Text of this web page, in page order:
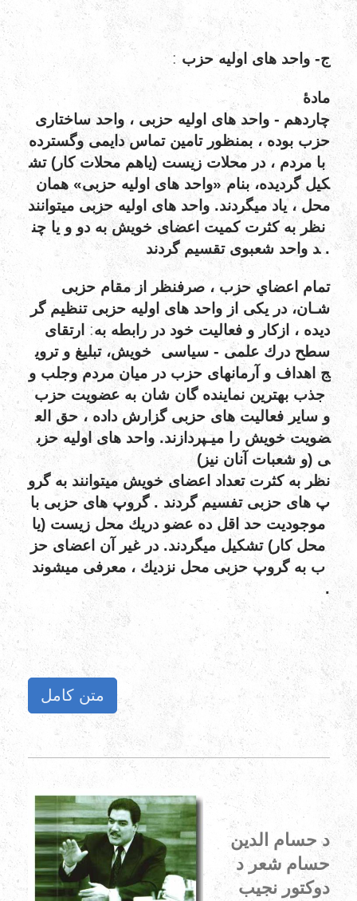
: ج-واحد های اولیه حزب
مادۀ
چاردهم -واحد های اولیه حزبی ، واحد ساختاری
حزب بوده ، بمنظور تامين تماس دايمی وگسترده
با مردم ، در محلات زيست (ياهم محلات كار) تش
كيل گرديده، بنام «واحد های اولیه حزبی» همان
محل ، ياد ميگردند.واحد های اولیه حزبی میتوانند
نظر به کثرت کمیت اعضای خویش به دو و یا چن
د واحد شعبوی تقسیم گردند .
تمام اعضاي حزب ، صرفنظر از مقام حزبی
شـان، در يكی از واحد های اولیه حزبی تنظيم گر
ديده ، ازكار و فعاليت خود در رابطه به: ارتقای
سطح درك علمی - سياسی خويش، تبليغ و تروي
ج اهداف و آرمانهای حزب در ميان مردم وجلب و
جذب بهترين نماينده گان شان به عضويت حزب
و ساير فعاليت های حزبی گزارش داده ، حق
الع
ضويت خويش را ميـپردازند.واحد های اولیه حزب
ی (و شعبات آنان نیز)
نظر به کثرت تعداد اعضای خویش میتوانند به گرو
پ های حزبی تفسیم گردند .گروپ های حزبی با
موجوديت حد اقل ده عضو دريك محل زيست (يا
محل كار) تشكيل ميگردند.در غير آن اعضای حز
ب به گروپ حزبی محل نزديك ، معرفی ميشوند
.
متن کامل
د حسام الدین
حسام شعر د
دوکتور نجیب